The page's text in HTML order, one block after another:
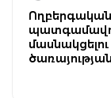
Ողբերգական